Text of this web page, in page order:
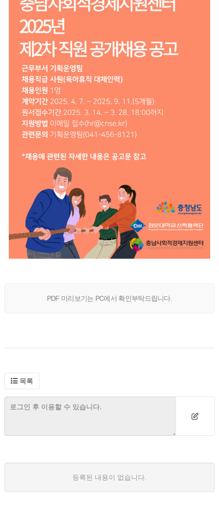
PDF 미리보기는 PC에서 확인부탁드립니다.
목록
등록된 내용이 없습니다.